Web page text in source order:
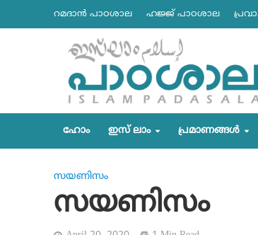
റമദാന്‍ പാഠശാല ഹജ്ജ് പാഠശാല
ഹോം ഇസ് ലാം പ്രമാണങ്ങള്‍
സയണിസം
സയണിസം